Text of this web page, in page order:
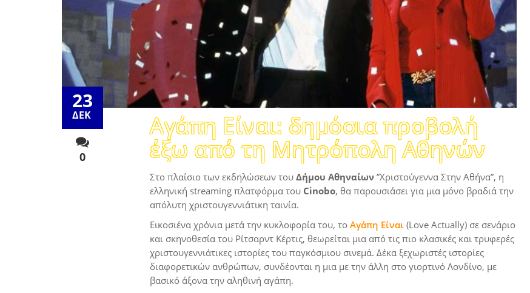
23
ΔΕΚ
0
Αγάπη Είναι: δημόσια προβολή
έξω από τη Μητρόπολη Αθηνών
Στο πλαίσιο των εκδηλώσεων του Δήμου Αθηναίων ”Χριστούγεννα Στην Αθήνα”, η
ελληνική streaming πλατφόρμα του Cinobo, θα παρουσιάσει για μια μόνο βραδιά την
απόλυτη χριστουγεννιάτικη ταινία.
Εικοσιένα χρόνια μετά την κυκλοφορία του, το Αγάπη Είναι (Love Actually) σε σενάριο
και σκηνοθεσία του Ρίτσαρντ Κέρτις, θεωρείται μια από τις πιο κλασικές και τρυφερές
χριστουγεννιάτικες ιστορίες του παγκόσμιου σινεμά. Δέκα ξεχωριστές ιστορίες
διαφορετικών ανθρώπων, συνδέονται η μια με την άλλη στο γιορτινό Λονδίνο, με
βασικό άξονα την αληθινή αγάπη.